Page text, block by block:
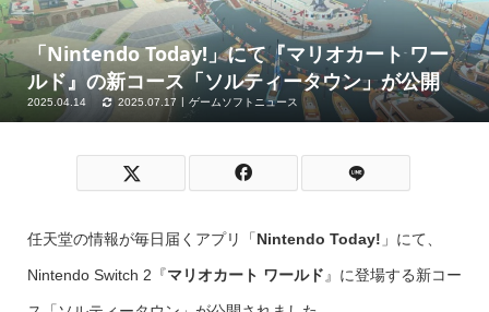
「Nintendo Today!」にて『マリオカート ワー
ルド』の新コース「ソルティータウン」が公開
2025.04.14 2025.07.17 ゲームソフトニュース
任天堂の情報が毎日届くアプリ「Nintendo Today! 」にて、
Nintendo Switch 2『マリオカート ワールド 』に登場する新コー